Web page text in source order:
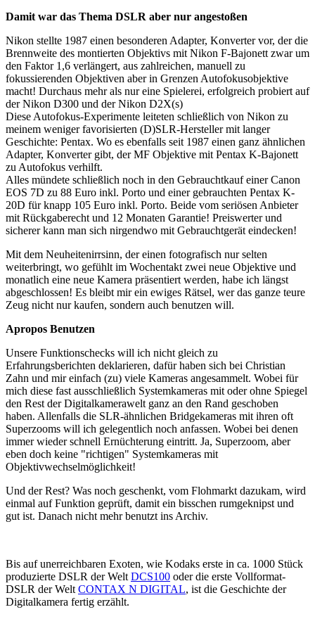
Damit war das Thema DSLR aber nur angestoßen
Nikon stellte 1987 einen besonderen Adapter, Konverter vor, der die
Brennweite des montierten Objektivs mit Nikon F-Bajonett zwar um
den Faktor 1,6 verlängert, aus zahlreichen, manuell zu
fokussierenden Objektiven aber in Grenzen Autofokusobjektive
macht! Durchaus mehr als nur eine Spielerei, erfolgreich probiert auf
der Nikon D300 und der Nikon D2X(s)
Diese Autofokus-Experimente leiteten schließlich von Nikon zu
meinem weniger favorisierten (D)SLR-Hersteller mit langer
Geschichte: Pentax. Wo es ebenfalls seit 1987 einen ganz ähnlichen
Adapter, Konverter gibt, der MF Objektive mit Pentax K-Bajonett
zu Autofokus verhilft.
Alles mündete schließlich noch in den Gebrauchtkauf einer Canon
EOS 7D zu 88 Euro inkl. Porto und einer gebrauchten Pentax K-
20D für knapp 105 Euro inkl. Porto. Beide vom seriösen Anbieter
mit Rückgaberecht und 12 Monaten Garantie! Preiswerter und
sicherer kann man sich nirgendwo mit Gebrauchtgerät eindecken!
Mit dem Neuheitenirrsinn, der einen fotografisch nur selten
weiterbringt, wo gefühlt im Wochentakt zwei neue Objektive und
monatlich eine neue Kamera präsentiert werden, habe ich längst
abgeschlossen! Es bleibt mir ein ewiges Rätsel, wer das ganze teure
Zeug nicht nur kaufen, sondern auch benutzen will.
Apropos Benutzen
Unsere Funktionschecks will ich nicht gleich zu
Erfahrungsberichten deklarieren, dafür haben sich bei Christian
Zahn und mir einfach (zu) viele Kameras angesammelt. Wobei für
mich diese fast ausschließlich Systemkameras mit oder ohne Spiegel
den Rest der Digitalkamerawelt ganz an den Rand geschoben
haben. Allenfalls die SLR-ähnlichen Bridgekameras mit ihren oft
Superzooms will ich gelegentlich noch anfassen. Wobei bei denen
immer wieder schnell Ernüchterung eintritt. Ja, Superzoom, aber
eben doch keine "richtigen" Systemkameras mit
Objektivwechselmöglichkeit!
Und der Rest? Was noch geschenkt, vom Flohmarkt dazukam, wird
einmal auf Funktion geprüft, damit ein bisschen rumgeknipst und
gut ist. Danach nicht mehr benutzt ins Archiv.
Bis auf unerreichbaren Exoten, wie Kodaks erste in ca. 1000 Stück
produzierte DSLR der Welt DCS100 oder die erste Vollformat-
DSLR der Welt CONTAX N DIGITAL, ist die Geschichte der
Digitalkamera fertig erzählt.